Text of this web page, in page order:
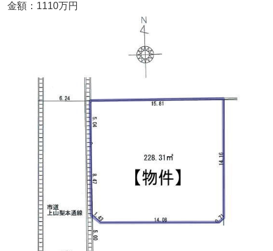
金額：1110万円